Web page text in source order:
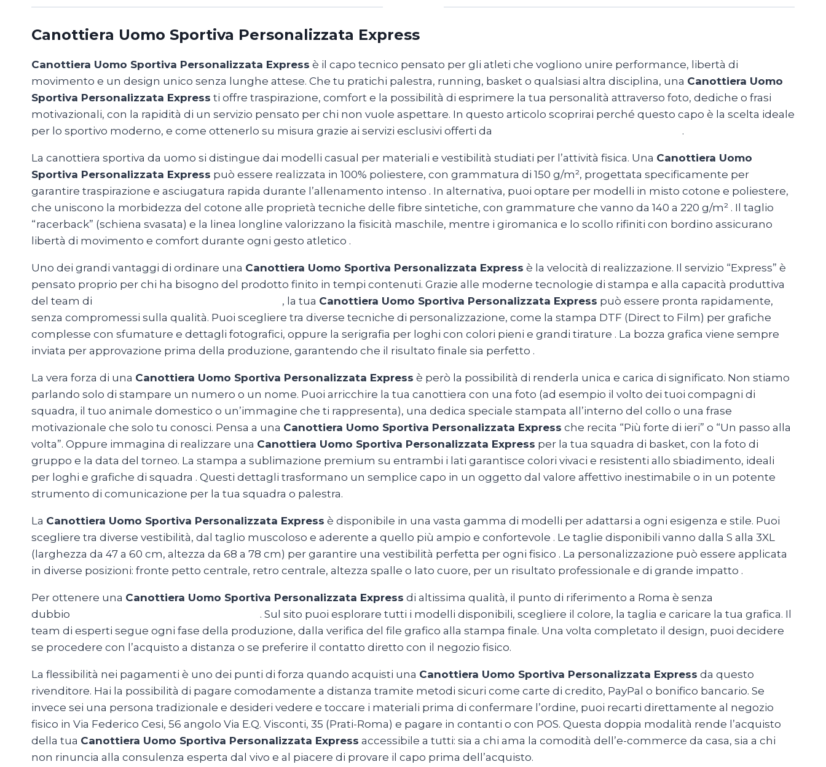
Canottiera Uomo Sportiva Personalizzata Express
Canottiera Uomo Sportiva Personalizzata Express è il capo tecnico pensato per gli atleti che vogliono unire performance, libertà di
movimento e un design unico senza lunghe attese. Che tu pratichi palestra, running, basket o qualsiasi altra disciplina, una Canottiera Uomo
Sportiva Personalizzata Express ti offre traspirazione, comfort e la possibilità di esprimere la tua personalità attraverso foto, dediche o frasi
motivazionali, con la rapidità di un servizio pensato per chi non vuole aspettare. In questo articolo scoprirai perché questo capo è la scelta ideale
per lo sportivo moderno, e come ottenerlo su misura grazie ai servizi esclusivi offerti da
.
La canottiera sportiva da uomo si distingue dai modelli casual per materiali e vestibilità studiati per l’attività fisica. Una Canottiera Uomo
Sportiva Personalizzata Express può essere realizzata in 100% poliestere, con grammatura di 150 g/m², progettata specificamente per
garantire traspirazione e asciugatura rapida durante l’allenamento intenso . In alternativa, puoi optare per modelli in misto cotone e poliestere,
che uniscono la morbidezza del cotone alle proprietà tecniche delle fibre sintetiche, con grammature che vanno da 140 a 220 g/m² . Il taglio
“racerback” (schiena svasata) e la linea longline valorizzano la fisicità maschile, mentre i giromanica e lo scollo rifiniti con bordino assicurano
libertà di movimento e comfort durante ogni gesto atletico .
Uno dei grandi vantaggi di ordinare una Canottiera Uomo Sportiva Personalizzata Express è la velocità di realizzazione. Il servizio “Express” è
pensato proprio per chi ha bisogno del prodotto finito in tempi contenuti. Grazie alle moderne tecnologie di stampa e alla capacità produttiva
del team di
, la tua Canottiera Uomo Sportiva Personalizzata Express può essere pronta rapidamente,
senza compromessi sulla qualità. Puoi scegliere tra diverse tecniche di personalizzazione, come la stampa DTF (Direct to Film) per grafiche
complesse con sfumature e dettagli fotografici, oppure la serigrafia per loghi con colori pieni e grandi tirature . La bozza grafica viene sempre
inviata per approvazione prima della produzione, garantendo che il risultato finale sia perfetto .
La vera forza di una Canottiera Uomo Sportiva Personalizzata Express è però la possibilità di renderla unica e carica di significato. Non stiamo
parlando solo di stampare un numero o un nome. Puoi arricchire la tua canottiera con una foto (ad esempio il volto dei tuoi compagni di
squadra, il tuo animale domestico o un’immagine che ti rappresenta), una dedica speciale stampata all’interno del collo o una frase
motivazionale che solo tu conosci. Pensa a una Canottiera Uomo Sportiva Personalizzata Express che recita “Più forte di ieri” o “Un passo alla
volta”. Oppure immagina di realizzare una Canottiera Uomo Sportiva Personalizzata Express per la tua squadra di basket, con la foto di
gruppo e la data del torneo. La stampa a sublimazione premium su entrambi i lati garantisce colori vivaci e resistenti allo sbiadimento, ideali
per loghi e grafiche di squadra . Questi dettagli trasformano un semplice capo in un oggetto dal valore affettivo inestimabile o in un potente
strumento di comunicazione per la tua squadra o palestra.
La Canottiera Uomo Sportiva Personalizzata Express è disponibile in una vasta gamma di modelli per adattarsi a ogni esigenza e stile. Puoi
scegliere tra diverse vestibilità, dal taglio muscoloso e aderente a quello più ampio e confortevole . Le taglie disponibili vanno dalla S alla 3XL
(larghezza da 47 a 60 cm, altezza da 68 a 78 cm) per garantire una vestibilità perfetta per ogni fisico . La personalizzazione può essere applicata
in diverse posizioni: fronte petto centrale, retro centrale, altezza spalle o lato cuore, per un risultato professionale e di grande impatto .
Per ottenere una Canottiera Uomo Sportiva Personalizzata Express di altissima qualità, il punto di riferimento a Roma è senza
dubbio
. Sul sito puoi esplorare tutti i modelli disponibili, scegliere il colore, la taglia e caricare la tua grafica. Il
team di esperti segue ogni fase della produzione, dalla verifica del file grafico alla stampa finale. Una volta completato il design, puoi decidere
se procedere con l’acquisto a distanza o se preferire il contatto diretto con il negozio fisico.
La flessibilità nei pagamenti è uno dei punti di forza quando acquisti una Canottiera Uomo Sportiva Personalizzata Express da questo
rivenditore. Hai la possibilità di pagare comodamente a distanza tramite metodi sicuri come carte di credito, PayPal o bonifico bancario. Se
invece sei una persona tradizionale e desideri vedere e toccare i materiali prima di confermare l’ordine, puoi recarti direttamente al negozio
fisico in Via Federico Cesi, 56 angolo Via E.Q. Visconti, 35 (Prati-Roma) e pagare in contanti o con POS. Questa doppia modalità rende l’acquisto
della tua Canottiera Uomo Sportiva Personalizzata Express accessibile a tutti: sia a chi ama la comodità dell’e-commerce da casa, sia a chi
non rinuncia alla consulenza esperta dal vivo e al piacere di provare il capo prima dell’acquisto.